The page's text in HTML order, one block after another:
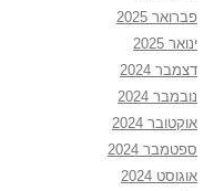
פברואר 2025
ינואר 2025
דצמבר 2024
נובמבר 2024
אוקטובר 2024
ספטמבר 2024
אוגוסט 2024